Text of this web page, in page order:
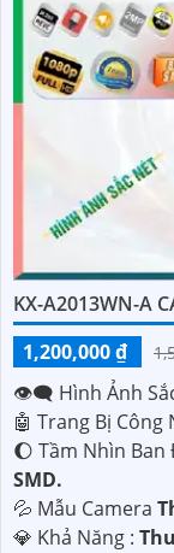
KX-A2013WN-A
1,200,000 ₫
👁️‍🗨 Hình Ảnh
🤖️ Trang Bị Công
🌔 Tầm Nhìn Ban
SMD.
💦 Mẫu Camera
️💎 Khả Năng :